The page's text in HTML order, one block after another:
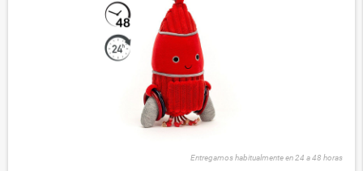
Entregamos habitualmente en 24 a 48 horas